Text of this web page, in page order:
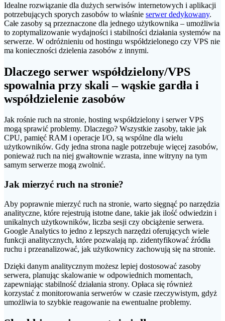
Idealne rozwiązanie dla dużych serwisów internetowych i aplikacji
potrzebujących sporych zasobów to właśnie serwer dedykowany.
Całe zasoby są przeznaczone dla jednego użytkownika – umożliwia
to zoptymalizowanie wydajności i stabilności działania systemów na
serwerze. W odróżnieniu od hostingu współdzielonego czy VPS nie
ma konieczności dzielenia zasobów z innymi.
Dlaczego serwer współdzielony/VPS
spowalnia przy skali – wąskie gardła i
współdzielenie zasobów
Jak rośnie ruch na stronie, hosting współdzielony i serwer VPS
mogą sprawić problemy. Dlaczego? Wszystkie zasoby, takie jak
CPU, pamięć RAM i operacje I/O, są wspólne dla wielu
użytkowników. Gdy jedna strona nagle potrzebuje więcej zasobów,
ponieważ ruch na niej gwałtownie wzrasta, inne witryny na tym
samym serwerze mogą zwolnić.
Jak mierzyć ruch na stronie?
Aby poprawnie mierzyć ruch na stronie, warto sięgnąć po narzędzia
analityczne, które rejestrują istotne dane, takie jak ilość odwiedzin i
unikalnych użytkowników, liczba sesji czy obciążenie serwera.
Google Analytics to jedno z lepszych narzędzi oferujących wiele
funkcji analitycznych, które pozwalają np. zidentyfikować źródła
ruchu i przeanalizować, jak użytkownicy zachowują się na stronie.
Dzięki danym analitycznym możesz lepiej dostosować zasoby
serwera, planując skalowanie w odpowiednich momentach,
zapewniając stabilność działania strony. Opłaca się również
korzystać z monitorowania serwerów w czasie rzeczywistym, gdyż
umożliwia to szybkie reagowanie na ewentualne problemy.